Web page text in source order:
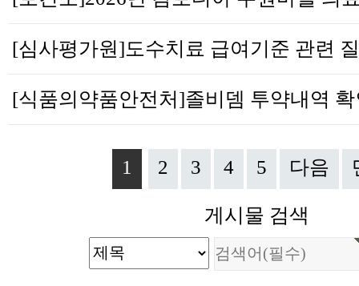
1 2 3 4 5 다음
게시물 검색